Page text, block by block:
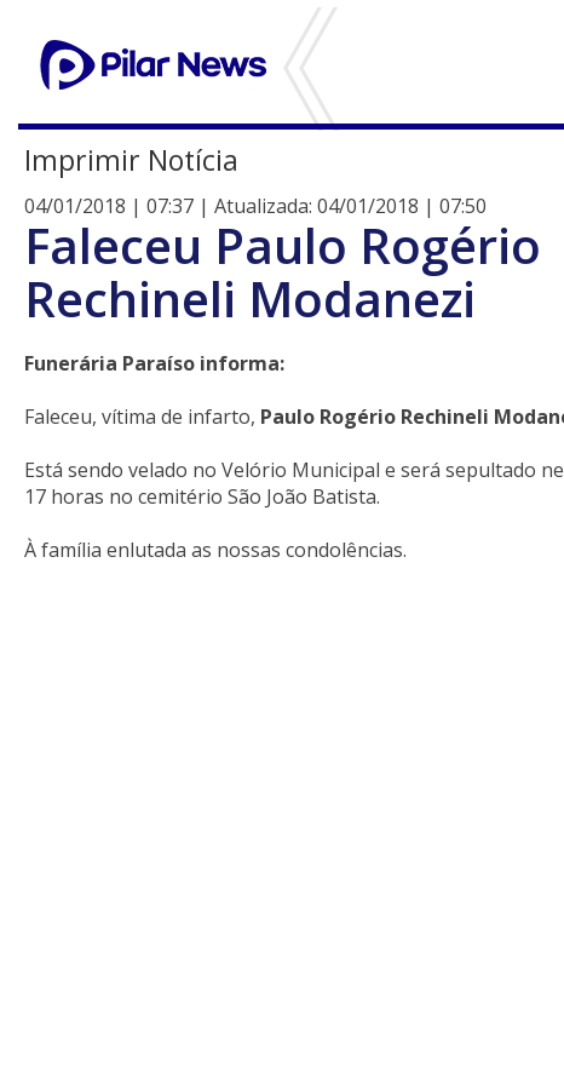
Imprimir Notícia
04/01/2018 | 07:37 | Atualizada: 04/01/2018 | 07:50
Faleceu Paulo Rogério
Rechineli Modanezi
Funerária Paraíso informa:
Faleceu, vítima de infarto, Paulo Rogério Rechineli
Está sendo velado no Velório Municipal e será sepultado
17 horas no cemitério São João Batista.
À família enlutada as nossas condolências.